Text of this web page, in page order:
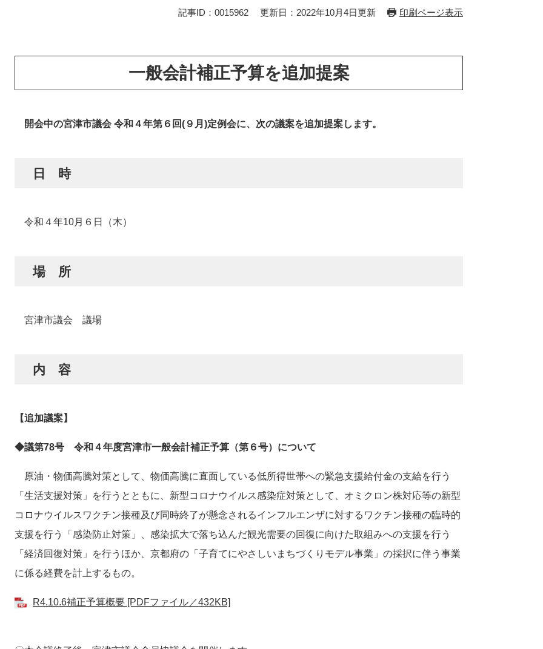
記事ID：0015962 更新日：2022年10月4日更新 印刷ページ表示
一般会計補正予算を追加提案
開会中の宮津市議会 令和４年第６回(９月)定例会に、次の議案を追加提案します。
日 時
令和４年10月６日（木）
場 所
宮津市議会 議場
内 容
【追加議案】
◆議第78号 令和４年度宮津市一般会計補正予算（第６号）について
原油・物価高騰対策として、物価高騰に直面している低所得世帯への緊急支援給付金の支給を行う
「生活支援対策」を行うとともに、新型コロナウイルス感染症対策として、オミクロン株対応等の新型
コロナウイルスワクチン接種及び同時終了が懸念されるインフルエンザに対するワクチン接種の臨時的
支援を行う「感染防止対策」、感染拡大で落ち込んだ観光需要の回復に向けた取組みへの支援を行う
「経済回復対策」を行うほか、京都府の「子育てにやさしいまちづくりモデル事業」の採択に伴う事業
に係る経費を計上するもの。
R4.10.6補正予算概要 [PDFファイル／432KB]